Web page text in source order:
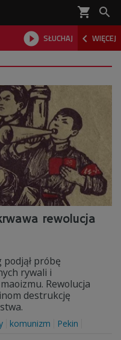
shopping_cart 
 SŁUCHAJ  WIĘCEJ

rewolucja
próbę
rywali i
Rewolucja
destrukcję
komunizm Pekin